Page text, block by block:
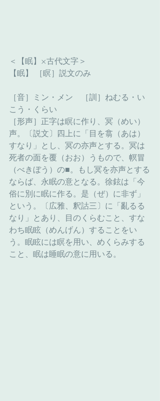
＜【眠】×古代文字＞
【眠】 ［瞑］説文のみ
［音］ミン・メン　［訓］ねむる・い
こう・くらい
［形声］正字は瞑に作り、冥（めい）
声。〔説文〕四上に「目を翕（あは）
すなり」とし、冥の亦声とする。冥は
死者の面を覆（おお）うもので、幎冒
（べきぼう）の■。もし冥を亦声とする
ならば、永眠の意となる。徐鉉は「今
俗に別に眠に作る。是（ぜ）に非ず」
という。〔広雅、釈詁三〕に「亂るる
なり」とあり、目のくらむこと、すな
わち眠眩（めんげん）することをい
う。眠眩には瞑を用い、めくらみする
こと、眠は睡眠の意に用いる。